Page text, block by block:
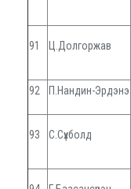
91 Ц.Долгоржав
92 П.Нандин-Эрдэнэ
93 С.Сүхболд